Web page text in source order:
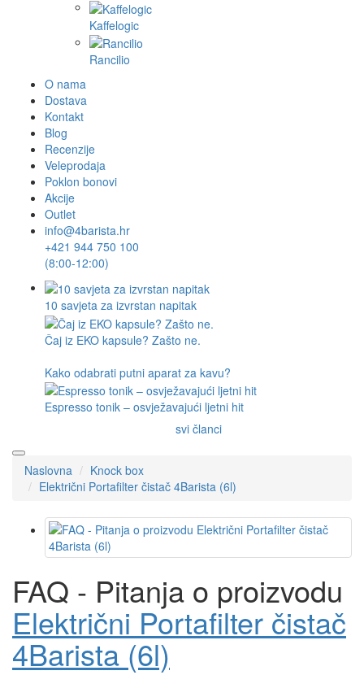
Kaffelogic
Rancilio
O nama
Dostava
Kontakt
Blog
Recenzije
Veleprodaja
Poklon bonovi
Akcije
Outlet
info@4barista.hr
+421 944 750 100
(8:00-12:00)
10 savjeta za izvrstan napitak
Čaj iz EKO kapsule? Zašto ne.
Kako odabrati putni aparat za kavu?
Espresso tonik – osvježavajući ljetni hit
svi članci
Naslovna
Knock box
Električni Portafilter čistač 4Barista (6l)
FAQ - Pitanja o proizvodu
Električni Portafilter čistač
4Barista (6l)